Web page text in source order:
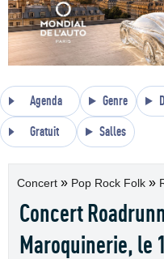
Agenda Genre
Gratuit Salles
Concert » Pop Rock Folk »
Concert
Maroquinerie, le